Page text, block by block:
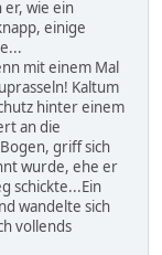
wie ein
einige
mit einem Mal
Kaltum
hinter einem
an die
griff sich
wurde, ehe er
schickte...Ein
wandelte sich
vollends